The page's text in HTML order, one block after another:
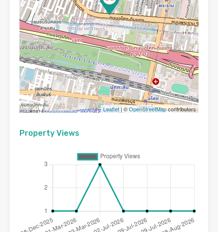
Leaflet | ©OpenStreetMapcontributors
Property Views